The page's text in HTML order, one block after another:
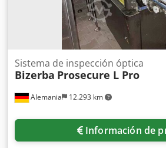
Alemania 12.293 km
Sistema de inspección óptica
Bizerba Prosecure L Pro
Información de